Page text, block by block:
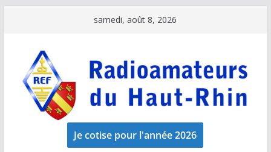
contenu
samedi, août 8, 2026